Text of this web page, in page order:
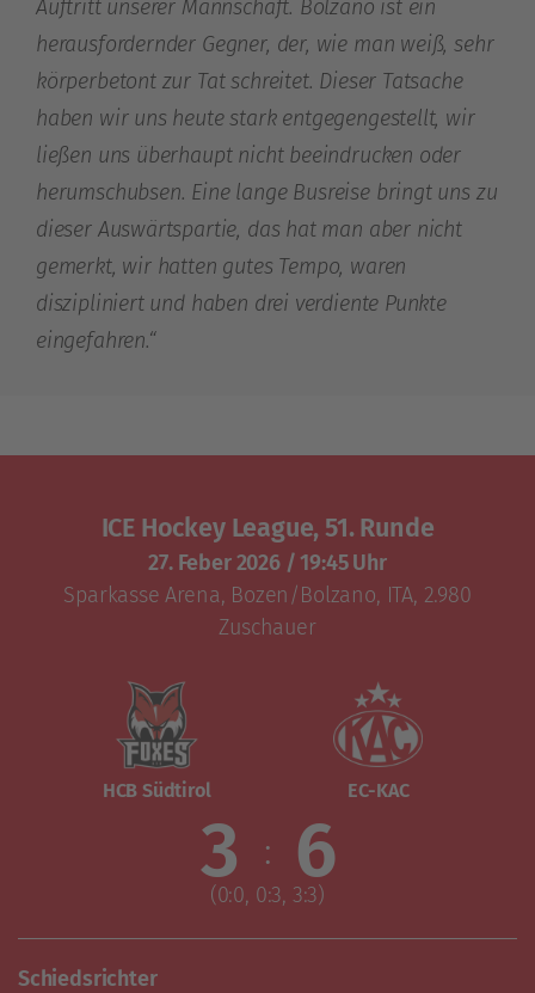
Auftritt unserer Mannschaft. Bolzano ist ein
herausfordernder Gegner, der, wie man weiß, sehr
körperbetont zur Tat schreitet. Dieser Tatsache
haben wir uns heute stark entgegengestellt, wir
ließen uns überhaupt nicht beeindrucken oder
herumschubsen. Eine lange Busreise bringt uns zu
dieser Auswärtspartie, das hat man aber nicht
gemerkt, wir hatten gutes Tempo, waren
diszipliniert und haben drei verdiente Punkte
eingefahren.“
ICE Hockey League, 51. Runde
27. Feber 2026/ 19:45 Uhr
Sparkasse Arena, Bozen/Bolzano, ITA, 2.980
Zuschauer
HCB Südtirol
3 : 6
(0:0, 0:3, 3:3)
EC-KAC
Schiedsrichter